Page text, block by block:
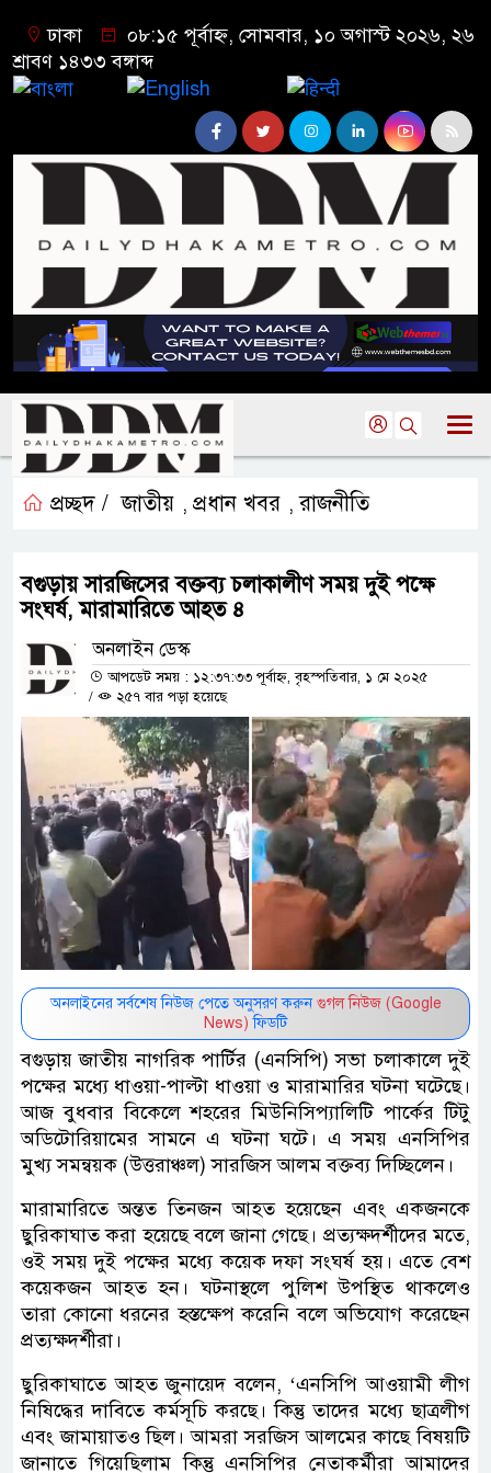
ঢাকা
০৮:১৫ পূর্বাহ্ন, সোমবার, ১০ অগাস্ট ২০২৬, ২৬
শ্রাবণ ১৪৩৩ বঙ্গাব্দ
প্রচ্ছদ / জাতীয় , প্রধান খবর ,রাজনীতি
বগুড়ায় সারজিসের বক্তব্য চলাকালীণ সময় দুই পক্ষে
সংঘর্ষ, মারামারিতে আহত ৪
অনলাইন ডেস্ক
আপডেট সময় : ১২:৩৭:৩৩ পূর্বাহ্ন, বৃহস্পতিবার, ১ মে ২০২৫
/
২৫৭ বার পড়া হয়েছে
অনলাইনের সর্বশেষ নিউজ পেতে অনুসরণ করুন গুগল নিউজ (Google
News) ফিডটি
বগুড়ায় জাতীয় নাগরিক পার্টির (এনসিপি) সভা চলাকালে দুই
পক্ষের মধ্যে ধাওয়া-পাল্টা ধাওয়া ও মারামারির ঘটনা ঘটেছে।
আজ বুধবার বিকেলে শহরের মিউনিসিপ্যালিটি পার্কের টিটু
অডিটোরিয়ামের সামনে এ ঘটনা ঘটে। এ সময় এনসিপির
মুখ্য সমন্বয়ক (উত্তরাঞ্চল) সারজিস আলম বক্তব্য দিচ্ছিলেন।
মারামারিতে অন্তত তিনজন আহত হয়েছেন এবং একজনকে
ছুরিকাঘাত করা হয়েছে বলে জানা গেছে। প্রত্যক্ষদর্শীদের মতে,
ওই সময় দুই পক্ষের মধ্যে কয়েক দফা সংঘর্ষ হয়। এতে বেশ
কয়েকজন আহত হন। ঘটনাস্থলে পুলিশ উপস্থিত থাকলেও
তারা কোনো ধরনের হস্তক্ষেপ করেনি বলে অভিযোগ করেছেন
প্রত্যক্ষদর্শীরা।
ছুরিকাঘাতে আহত জুনায়েদ বলেন, ‘এনসিপি আওয়ামী লীগ
নিষিদ্ধের দাবিতে কর্মসূচি করছে। কিন্তু তাদের মধ্যে ছাত্রলীগ
এবং জামায়াতও ছিল। আমরা সরজিস আলমের কাছে বিষয়টি
জানাতে গিয়েছিলাম কিন্তু এনসিপির নেতাকর্মীরা আমাদের